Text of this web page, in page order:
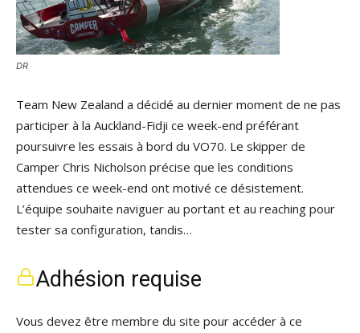
DR
Team New Zealand a décidé au dernier moment de ne pas
participer à la Auckland-Fidji ce week-end préférant
poursuivre les essais à bord du VO70. Le skipper de
Camper Chris Nicholson précise que les conditions
attendues ce week-end ont motivé ce désistement.
L’équipe souhaite naviguer au portant et au reaching pour
tester sa configuration, tandis…
Adhésion requise
Vous devez être membre du site pour accéder à ce